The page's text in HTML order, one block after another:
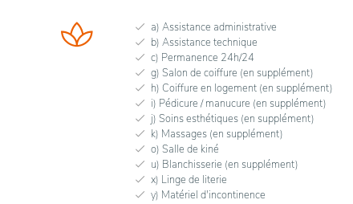
a) Assistance administrative
b) Assistance technique
c) Permanence 24h/24
g) Salon de coiffure (en supplément)
h) Coiffure en logement (en supplément)
i) Pédicure / manucure (en supplément)
j) Soins esthétiques (en supplément)
k) Massages (en supplément)
o) Salle de kiné
u) Blanchisserie (en supplément)
x) Linge de literie
y) Matériel d'incontinence